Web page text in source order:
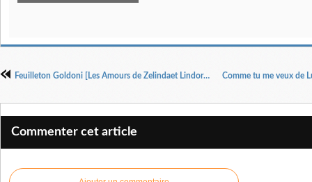
Feuilleton Goldoni [Les Amours de Zelindaet Lindoro] Mise en scène Muriel Mayette-Holtz
Commenter cet article